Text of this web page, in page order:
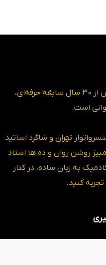
آکادمی موسیقی علی بادی با بیش از 30 سال سابقه حرفه‌ای،
است.
تهران و شاگرد اساتید
روشن روان و ده ها استاد
به زبان ساده، در کنار
کنید.